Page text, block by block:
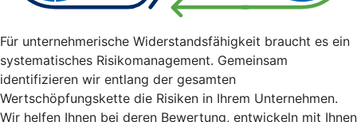
Für unternehmerische Widerstandsfähigkeit braucht es ein
systematisches Risikomanagement. Gemeinsam
identifizieren wir entlang der gesamten
Wertschöpfungskette die Risiken in Ihrem Unternehmen.
Wir helfen Ihnen bei deren Bewertung, entwickeln mit Ihnen